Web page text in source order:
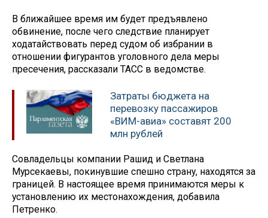
В ближайшее время им будет предъявлено
обвинение, после чего следствие планирует
ходатайствовать перед судом об избрании в
отношении фигурантов уголовного дела меры
пресечения, рассказали ТАСС в ведомстве.
Затраты бюджета на
перевозку пассажиров
«ВИМ-авиа» составят 200
млн рублей
Совладельцы компании Рашид и Светлана
Мурсекаевы, покинувшие спешно страну, находятся за
границей. В настоящее время принимаются меры к
установлению их местонахождения, добавила
Петренко.